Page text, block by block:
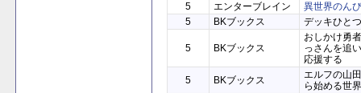
5
エンターブレイン
異世界のん
5
BKブックス デッキひと
5 BKブックス
おしかけ勇
っさんを追
応援する
5
BKブックス
エルフの山
ら始める世